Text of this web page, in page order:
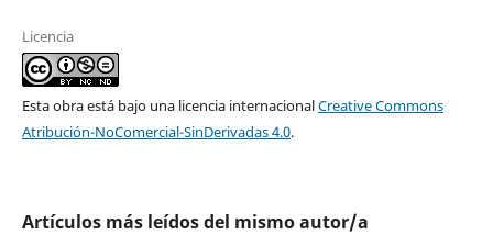
Licencia
Esta obra está bajo una licencia internacionalCreative Commons
Atribución-NoComercial-SinDerivadas 4.0.
Artículos más leídos del mismo autor/a